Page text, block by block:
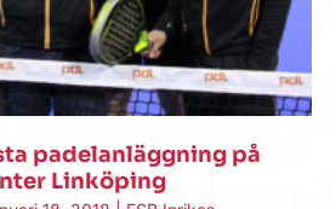
padelanläggning på
Linköping